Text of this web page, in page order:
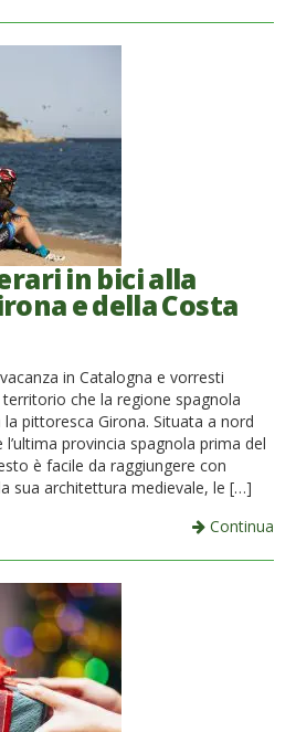
in bici alla
e della Costa
in Catalogna e vorresti
che la regione spagnola
pittoresca Girona. Situata a nord
provincia spagnola prima del
è facile da raggiungere con
sua architettura medievale, le […]
Continua